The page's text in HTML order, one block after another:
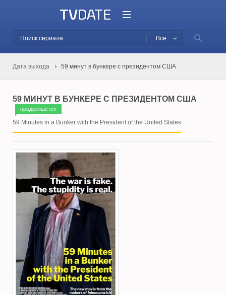
Все
Дата выхода 59 минут в бункере с президентом США
59 МИНУТ В БУНКЕРЕ С ПРЕЗИДЕНТОМ США
продолжается
59 Minutes in a Bunker with the President of the United States